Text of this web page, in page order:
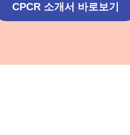
CPCR 소개서 바로보기